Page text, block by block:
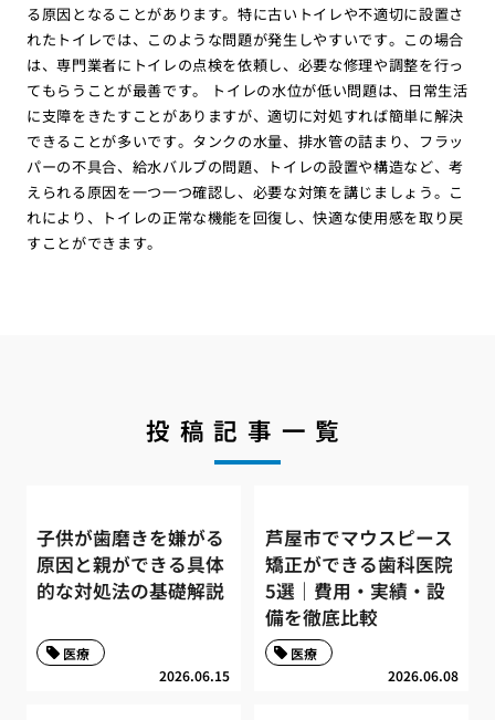
る原因となることがあります。特に古いトイレや不適切に設置さ
れたトイレでは、このような問題が発生しやすいです。この場合
は、専門業者にトイレの点検を依頼し、必要な修理や調整を行っ
てもらうことが最善です。 トイレの水位が低い問題は、日常生活
に支障をきたすことがありますが、適切に対処すれば簡単に解決
できることが多いです。タンクの水量、排水管の詰まり、フラッ
パーの不具合、給水バルブの問題、トイレの設置や構造など、考
えられる原因を一つ一つ確認し、必要な対策を講じましょう。こ
れにより、トイレの正常な機能を回復し、快適な使用感を取り戻
すことができます。
投稿記事一覧
子供が歯磨きを嫌がる
原因と親ができる具体
的な対処法の基礎解説
2026.06.15
医療
芦屋市でマウスピース
矯正ができる歯科医院
5選｜費用・実績・設
備を徹底比較
2026.06.08
医療